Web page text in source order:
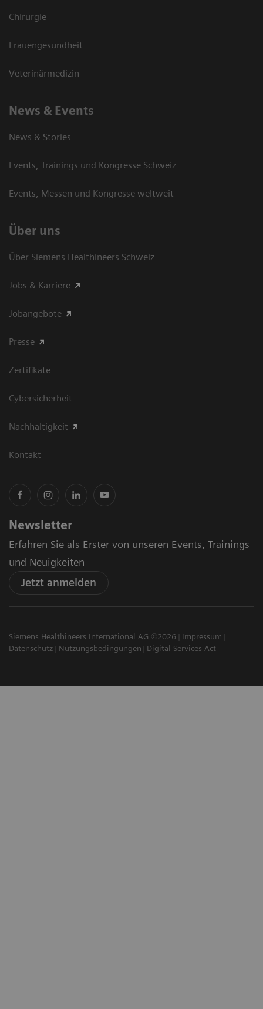
Chirurgie
Frauengesundheit
Veterinärmedizin
News & Events
News & Stories
Events, Trainings und Kongresse Schweiz
Events, Messen und Kongresse weltweit
Über uns
Über Siemens Healthineers Schweiz
Jobs & Karriere
Jobangebote
Presse
Zertifikate
Cybersicherheit
Nachhaltigkeit
Kontakt
Newsletter
Erfahren Sie als Erster von unseren Events, Trainings
und Neuigkeiten
Jetzt anmelden
Siemens Healthineers International AG ©2026
Impressum
Datenschutz
Nutzungsbedingungen Digital Services Act